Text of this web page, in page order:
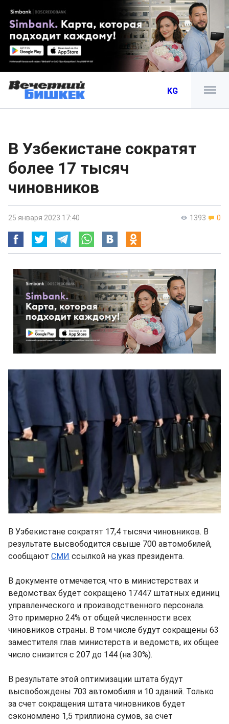
KG
В Узбекистане сократят
более 17 тысяч
чиновников
1393 0
25 января 2023 17:40
В Узбекистане сократят 17,4 тысячи чиновников. В
результате высвободится свыше 700 автомобилей,
сообщают СМИ ссылкой на указ президента.
В документе отмечается, что в министерствах и
ведомствах будет сокращено 17447 штатных единиц
управленческого и производственного персонала.
Это примерно 24% от общей численности всех
чиновников страны. В том числе будут сокращены 63
заместителя глав министерств и ведомств, их общее
число снизится с 207 до 144 (на 30%).
В результате этой оптимизации штата будут
высвобождены 703 автомобиля и 10 зданий. Только
за счет сокращения штата чиновников будет
сэкономлено 1,5 триллиона сумов, за счет